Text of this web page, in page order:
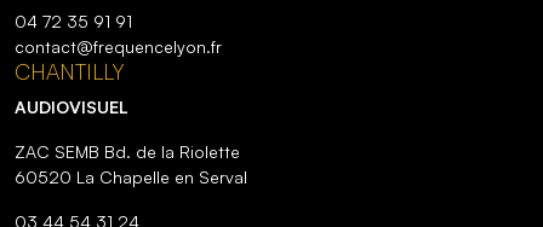
04 72 35 91 91
contact@frequencelyon.fr
CHANTILLY
AUDIOVISUEL
ZAC SEMB Bd. de la Riolette
60520 La Chapelle en Serval
03 44 54 31 24